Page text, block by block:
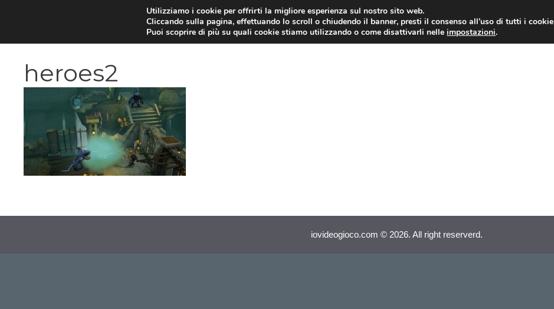
VIDEOGIOCHI NEWS RECENSIONI
heroes2
iovideogioco.com © 2026. All right reserverd.
Utilizziamo i cookie per offrirti la migliore esperienza sul nostro sito web.
Cliccando sulla pagina, effettuando lo scroll o chiudendo il banner, presti il consenso all’uso di tutti i cookie
Puoi scoprire di più su quali cookie stiamo utilizzando o come disattivarli nelleimpostazioni.